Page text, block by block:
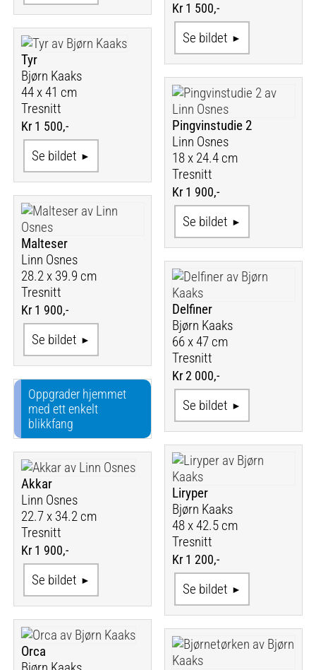
Kr 1 500,-
Se bildet
Tyr
Bjørn Kaaks
44 x 41 cm
Tresnitt
Kr 1 500,-
Se bildet
Pingvinstudie 2
Linn Osnes
18 x 24.4 cm
Tresnitt
Kr 1 900,-
Se bildet
Malteser
Linn Osnes
28.2 x 39.9 cm
Tresnitt
Kr 1 900,-
Se bildet
Delfiner
Bjørn Kaaks
66 x 47 cm
Tresnitt
Kr 2 000,-
Se bildet
Oppgrader hjemmet
med ett enkelt
blikkfang
Liryper
Bjørn Kaaks
48 x 42.5 cm
Tresnitt
Kr 1 200,-
Se bildet
Akkar
Linn Osnes
22.7 x 34.2 cm
Tresnitt
Kr 1 900,-
Se bildet
Orca